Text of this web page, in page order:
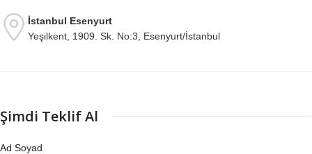
İstanbul Esenyurt
Yeşilkent, 1909. Sk. No:3, Esenyurt/İstanbul
Şimdi Teklif Al
Ad Soyad